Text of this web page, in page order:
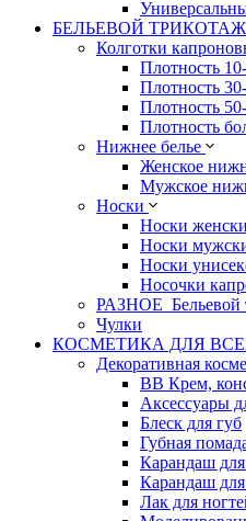
БЕЛЬЕВОЙ ТРИКОТАЖ
Колготки
Плотность
Плотность
Плотность
Плотность
Нижнее белье
Женское
Мужское
Носки
Носки
Носки
Носки
Носочки
РАЗНОЕ_Бельевой
Чулки
КОСМЕТИКА ДЛЯ
Декоративная
BB Крем,
Аксессуары
Блеск для губ
Губная
Карандаш для
Карандаш
Лак для